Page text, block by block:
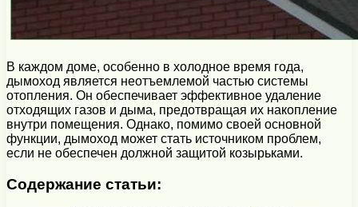
В каждом доме, особенно в холодное время года,
дымоход является неотъемлемой частью системы
отопления. Он обеспечивает эффективное удаление
отходящих газов и дыма, предотвращая их накопление
внутри помещения. Однако, помимо своей основной
функции, дымоход может стать источником проблем,
если не обеспечен должной защитой козырьками.
Содержание статьи: